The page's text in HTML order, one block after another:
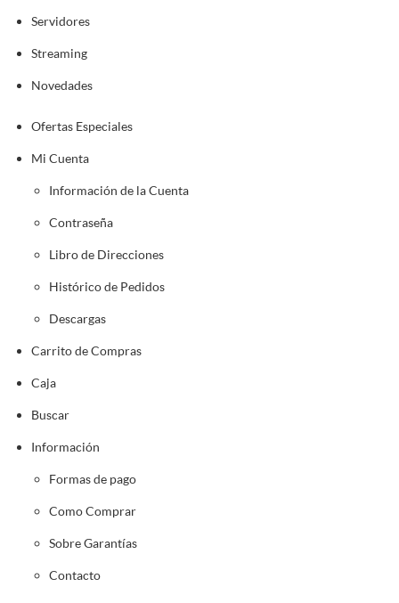
Servidores
Streaming
Novedades
Ofertas Especiales
Mi Cuenta
Información de la Cuenta
Contraseña
Libro de Direcciones
Histórico de Pedidos
Descargas
Carrito de Compras
Caja
Buscar
Información
Formas de pago
Como Comprar
Sobre Garantías
Contacto